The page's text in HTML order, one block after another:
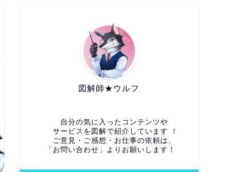
図解師★ウルフ
自分の気に入ったコンテンツや
サービスを図解で紹介しています ！
ご意見・ご感想・お仕事の依頼は、
「お問い合わせ」よりお願いします！